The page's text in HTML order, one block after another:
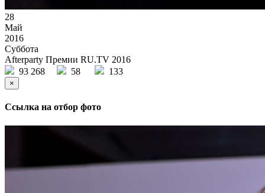
28
Май
2016
Суббота
Afterparty Премии RU.TV 2016
93 268
58 133
×
Ссылка на отбор фото